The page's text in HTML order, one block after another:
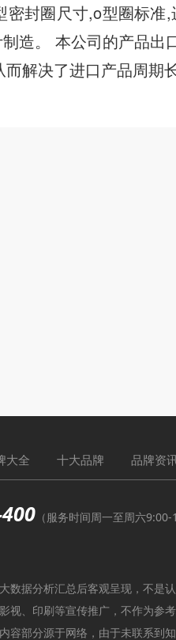
封圈尺寸,o型圈标
造。 本公司的产品出
解决了进口产品周期
大全 十大品牌 品牌资
（服务时间周一至周六9:00-
数据分析汇总后客观呈现，不
视、印刷等宣传推广，不作为参考
容部分源于网络，由于未联系到